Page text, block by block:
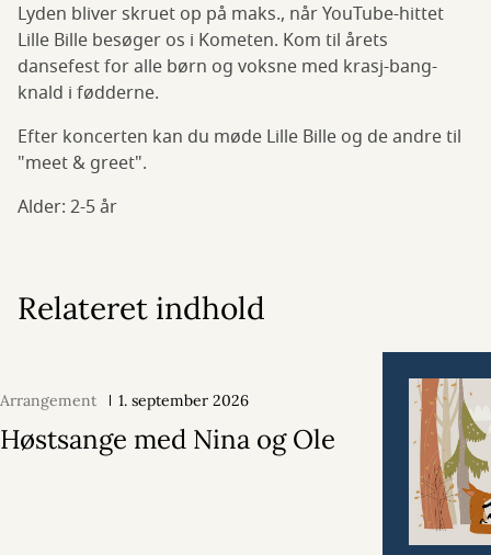
Lyden bliver skruet op på maks., når YouTube-hittet
Lille Bille besøger os i Kometen. Kom til årets
dansefest for alle børn og voksne med krasj-bang-
knald i fødderne.
Efter koncerten kan du møde Lille Bille og de andre til
"meet & greet".
Alder: 2-5 år
Relateret indhold
Arrangement 1. september 2026
Høstsange med Nina og Ole